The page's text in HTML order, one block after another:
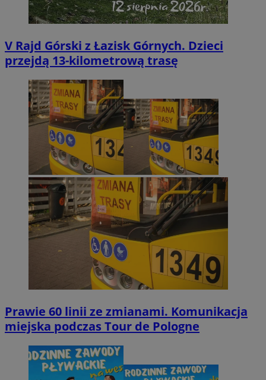
V Rajd Górski z Łazisk Górnych. Dzieci
przejdą 13-kilometrową trasę
Prawie 60 linii ze zmianami. Komunikacja
miejska podczas Tour de Pologne